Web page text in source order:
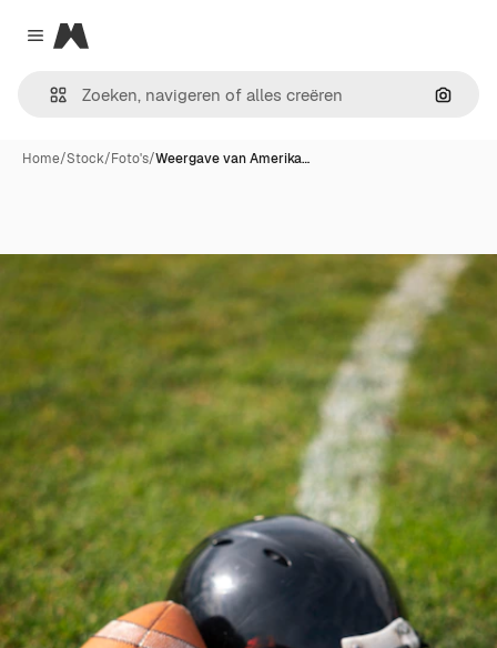
Close menu
Magnific
Home/Stock/Foto's/Weergave van Amerika…